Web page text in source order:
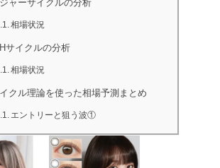
ャーサイクルの分析
相場状況
サイクルの分析
相場状況
クル理論を使った相場予測まとめ
エントリーと狙う波①